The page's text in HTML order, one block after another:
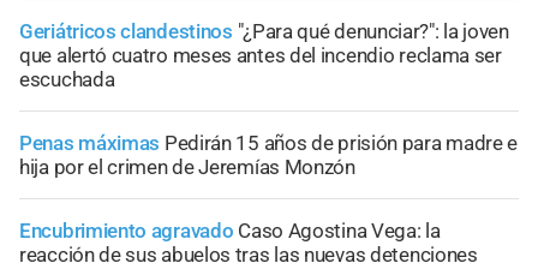
Geriátricos clandestinos "¿Para qué denunciar?": la joven
que alertó cuatro meses antes del incendio reclama ser
escuchada
Penas máximas Pedirán 15 años de prisión para madre e
hija por el crimen de Jeremías Monzón
Encubrimiento agravado Caso Agostina Vega: la
reacción de sus abuelos tras las nuevas detenciones